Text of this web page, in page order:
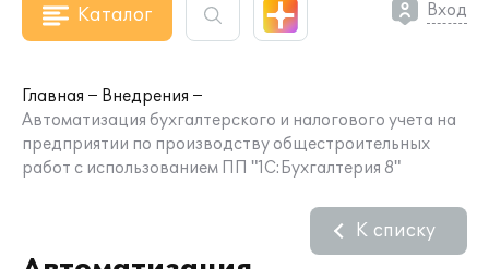
Каталог Вход
Главная
Внедрения
Автоматизация бухгалтерского и налогового учета на
предприятии по производству общестроительных
работ с использованием ПП "1С:Бухгалтерия 8"
К списку